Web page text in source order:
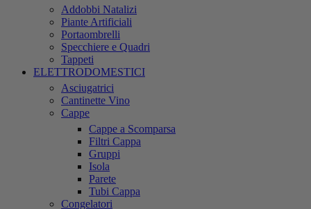
Addobbi Natalizi
Piante Artificiali
Portaombrelli
Specchiere e Quadri
Tappeti
ELETTRODOMESTICI
Asciugatrici
Cantinette Vino
Cappe
Cappe a Scomparsa
Filtri Cappa
Gruppi
Isola
Parete
Tubi Cappa
Congelatori